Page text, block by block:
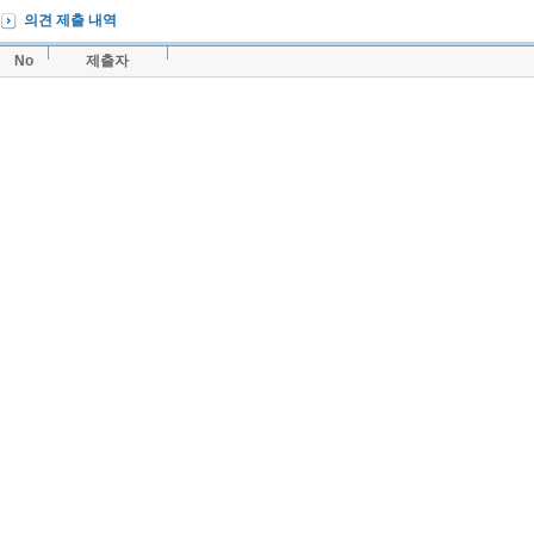
의견 제출 내역
No 제출자